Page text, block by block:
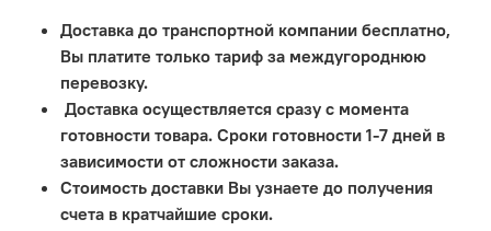
Доставка до транспортной компании бесплатно,
Вы платите только тариф за междугороднюю
перевозку.
Доставка осуществляется сразу с момента
готовности товара. Сроки готовности 1-7 дней в
зависимости от сложности заказа.
Стоимость доставки Вы узнаете до получения
счета в кратчайшие сроки.